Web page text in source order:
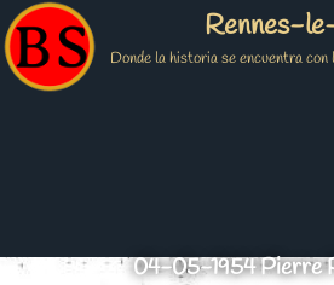
Rennes-
Donde la historia se encuentra con
04-05-1954 Pierre